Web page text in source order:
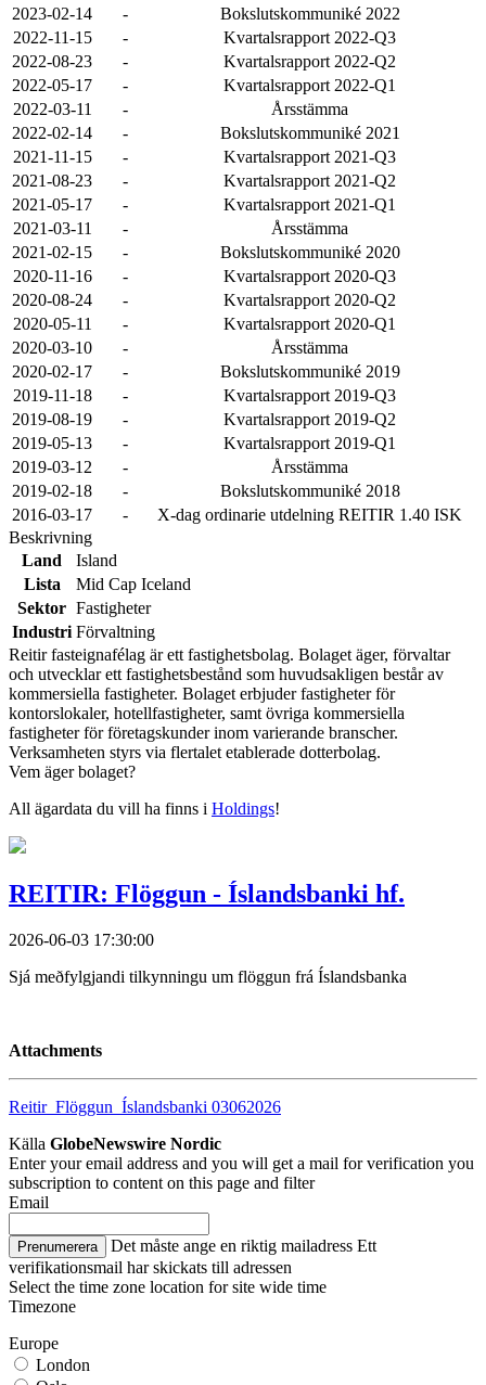
2023-02-14
-
Bokslutskommuniké 2022
2022-11-15
-
Kvartalsrapport 2022-Q3
2022-08-23
-
Kvartalsrapport 2022-Q2
2022-05-17
-
Kvartalsrapport 2022-Q1
2022-03-11
-
Årsstämma
2022-02-14
-
Bokslutskommuniké 2021
2021-11-15
-
Kvartalsrapport 2021-Q3
2021-08-23
-
Kvartalsrapport 2021-Q2
2021-05-17
-
Kvartalsrapport 2021-Q1
2021-03-11
-
Årsstämma
2021-02-15
-
Bokslutskommuniké 2020
2020-11-16
-
Kvartalsrapport 2020-Q3
2020-08-24
-
Kvartalsrapport 2020-Q2
2020-05-11
-
Kvartalsrapport 2020-Q1
2020-03-10
-
Årsstämma
2020-02-17
-
Bokslutskommuniké 2019
2019-11-18
-
Kvartalsrapport 2019-Q3
2019-08-19
-
Kvartalsrapport 2019-Q2
2019-05-13
-
Kvartalsrapport 2019-Q1
2019-03-12
-
Årsstämma
2019-02-18
-
Bokslutskommuniké 2018
2016-03-17
-
X-dag ordinarie utdelning REITIR 1.40 ISK
Beskrivning
Land
Island
Lista
Mid Cap Iceland
Sektor Fastigheter
Industri Förvaltning
Reitir fasteignafélag är ett fastighetsbolag. Bolaget äger, förvaltar
och utvecklar ett fastighetsbestånd som huvudsakligen består av
kommersiella fastigheter. Bolaget erbjuder fastigheter för
kontorslokaler, hotellfastigheter, samt övriga kommersiella
fastigheter för företagskunder inom varierande branscher.
Verksamheten styrs via flertalet etablerade dotterbolag.
Vem äger bolaget?
All ägardata du vill ha finns i Holdings!
REITIR: Flöggun - Íslandsbanki hf.
2026-06-03 17:30:00
Sjá meðfylgjandi tilkynningu um flöggun frá Íslandsbanka
Attachments
Reitir_Flöggun_Íslandsbanki 03062026
Källa GlobeNewswire Nordic
Enter your email address and you will get a mail for verification you
subscription to content on this page and filter
Email
Prenumerera Det måste ange en riktig mailadress Ett
verifikationsmail har skickats till adressen
Select the time zone location for site wide time
Timezone
Europe
London